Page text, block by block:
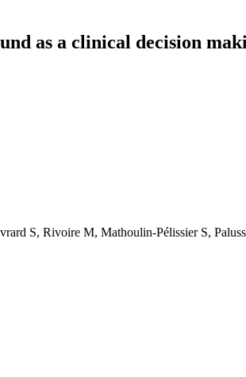
as a clinical decision
S, Rivoire M, Mathoulin-Pélissier S,